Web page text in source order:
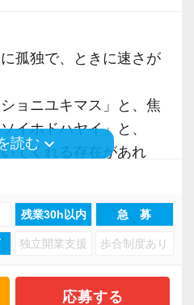
ったと感じています。
すく、風通しの良い職
ある方
れる方
めたい方
孤独で、ときに速さが
ョニユキマス」と、焦
イホドハヤイ」と、
てくれる存在があれ
、あなたの行動はいつ
実に未来をつくる。
を共有しながら歩み続
ながら伴走する存在で
読む keyboard_arrow_down
残業30h以内 急 募
独立開業支援 歩合制度あり
応募する